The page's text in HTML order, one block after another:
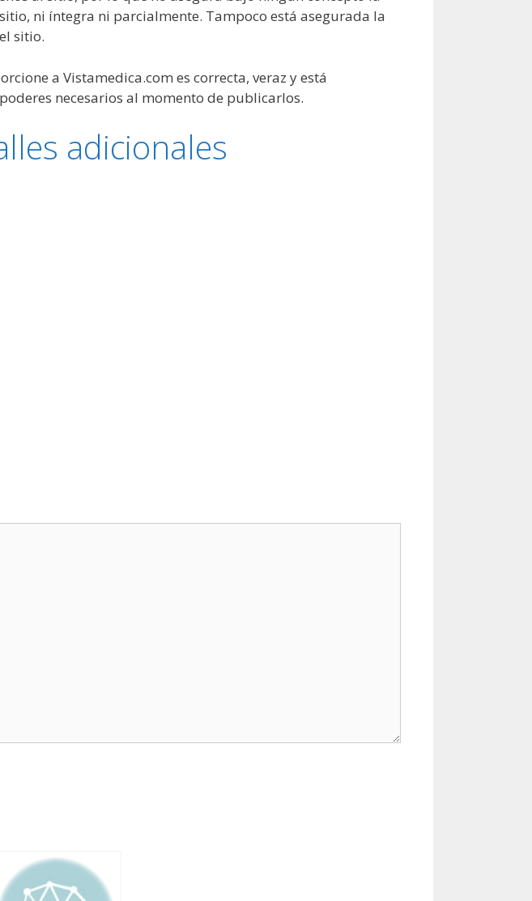
ni íntegra ni parcialmente. Tampoco está asegurada la
sitio.
a Vistamedica.com es correcta, veraz y está
necesarios al momento de publicarlos.
adicionales